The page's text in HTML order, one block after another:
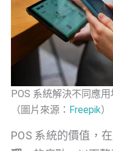
POS 系統解決不同應
（圖片來源： Freepik）
POS 系統的價值，